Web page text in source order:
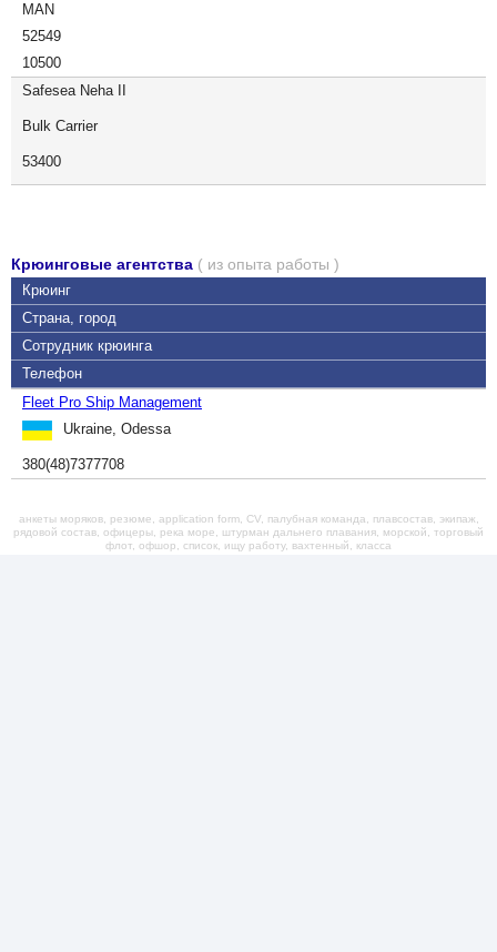
MAN
52549
10500
Safesea Neha II
Bulk Carrier
53400
Крюинговые агентства ( из опыта работы )
Крюинг
Страна, город
Сотрудник крюинга
Телефон
Fleet Pro Ship Management
Ukraine, Odessa
380(48)7377708
анкеты моряков, резюме, application form, CV, палубная команда, плавсостав, экипаж,
рядовой состав, офицеры, река море, штурман дальнего плавания, морской, торговый
флот, офшор, список, ищу работу, вахтенный, класса